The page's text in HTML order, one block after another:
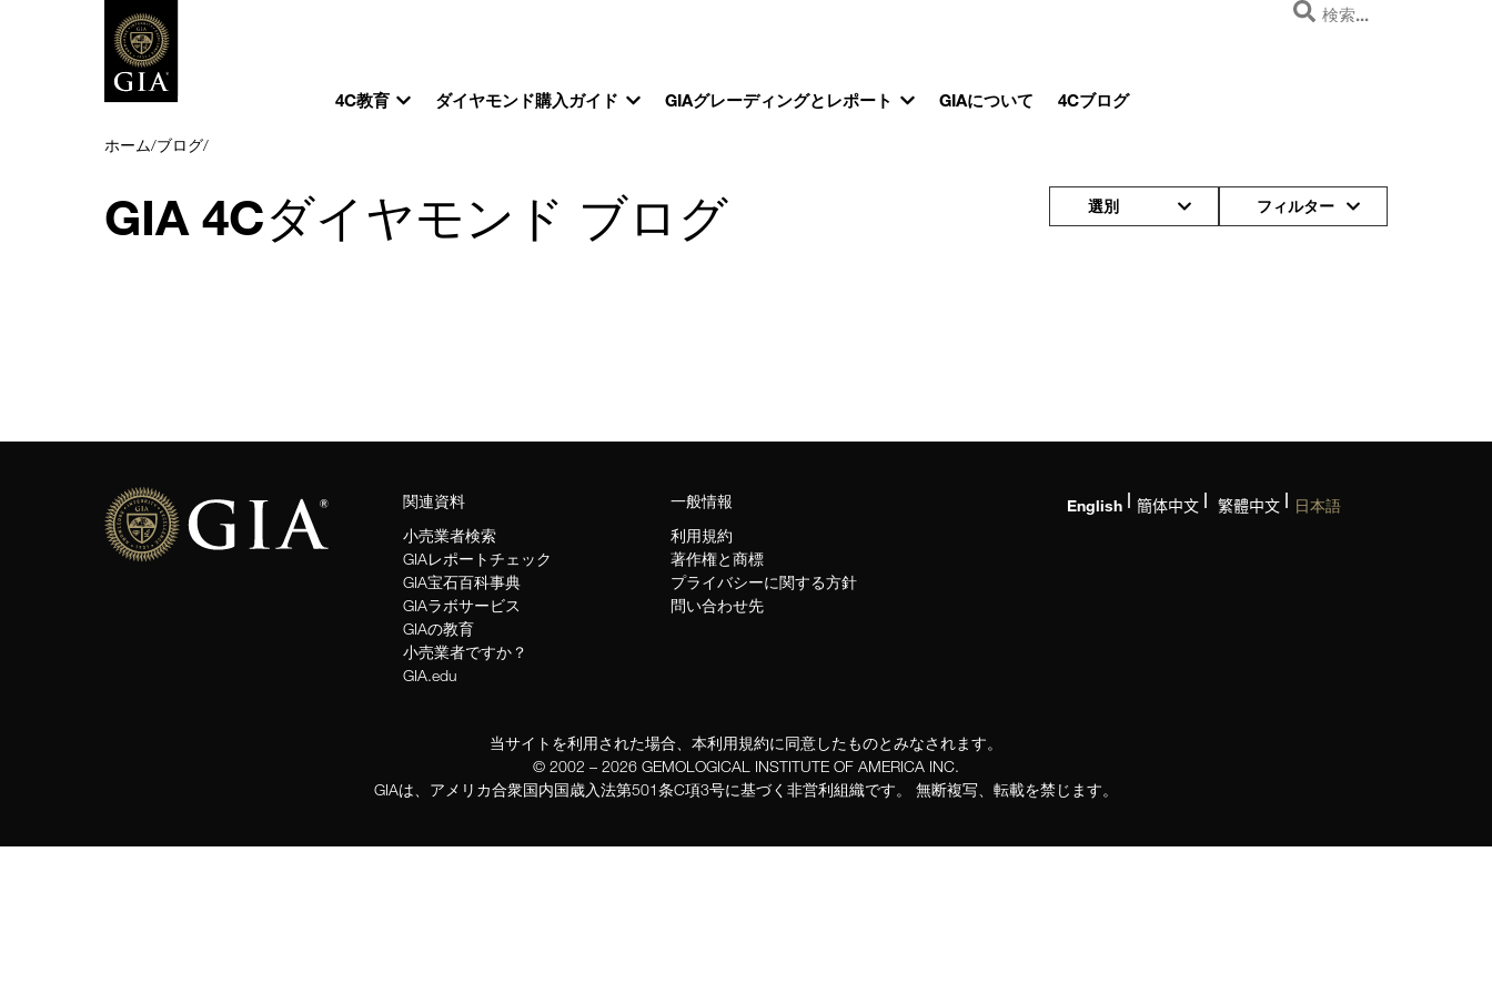
4C教育 ダイヤモンド購入ガイド GIAグレーディングとレポート GIAについて 4Cブログ
ホーム/ブログ/
GIA 4Cダイヤモンド ブログ 選別 フィルター
関連資料
小売業者検索
GIAレポートチェック
GIA宝石百科事典
GIAラボサービス
GIAの教育
小売業者ですか？
GIA.edu
一般情報
利用規約
著作権と商標
プライバシーに関する方針
問い合わせ先
English 簡体中文 繁體中文 日本語
当サイトを利用された場合、本利用規約に同意したものとみなされます。
© 2002 – 2026 GEMOLOGICAL INSTITUTE OF AMERICA INC.
GIAは、アメリカ合衆国内国歳入法第501条C項3号に基づく非営利組織です。 無断複写、転載を禁じます。